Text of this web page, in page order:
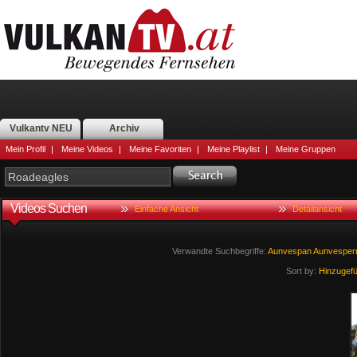
Vulkantv NEU Archiv
Mein Profil | Meine Videos | Meine Favoriten | Meine Playlist | Meine Gruppen
Videos Suchen Einfache Ansicht Detailansicht
Verwandte Suchbegriffe: Aunvespan
Sort by: